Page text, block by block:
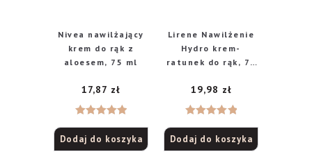
Nivea nawilżający
krem do rąk z
aloesem, 75 ml
5.00na 5
17,87 zł
Dodaj do koszyka
Lirene Nawilżenie
Hydro krem-
ratunek do rąk, 75
5.00na 5
19,98 zł
Dodaj do koszyka